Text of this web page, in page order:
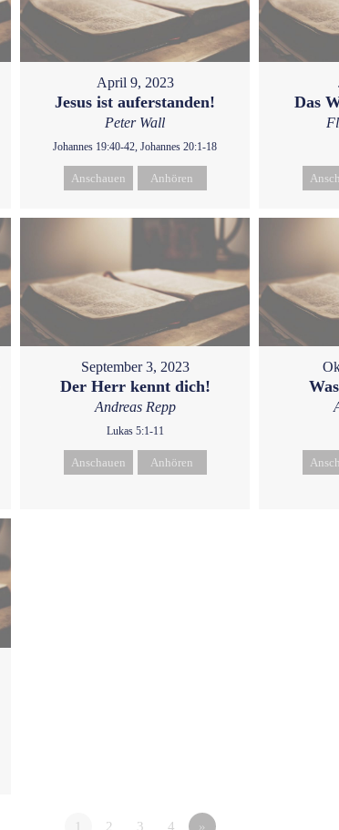
April 9, 2023
Jesus ist auferstanden!
Peter Wall
Johannes 19:40-42, Johannes 20:1-18
Anschauen Anhören
Das
September 3, 2023
Der Herr kennt dich!
Andreas Repp
Lukas 5:1-11
Anschauen Anhören
1 2 3 4 »